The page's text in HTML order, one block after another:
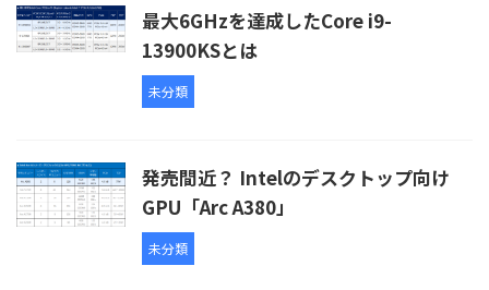
最大6GHzを達成したCore i9-
13900KSとは
未分類
発売間近？ Intelのデスクトップ向け
GPU「Arc A380」
未分類